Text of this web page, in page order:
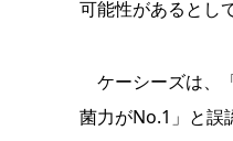
可能性があるとし
ケーシーズは、
菌力がNo.1」と誤